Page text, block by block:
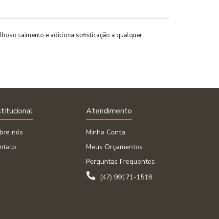
caimento e adiciona sofisticação a qualquer
nós
Atendimento
Minha Conta
Meus Orçamentos
Perguntas Frequentes
(47) 99171-1518